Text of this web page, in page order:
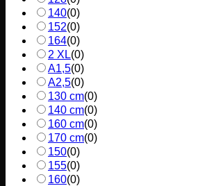
140(0)
152(0)
164(0)
2 XL(0)
A1,5(0)
A2,5(0)
130 cm(0)
140 cm(0)
160 cm(0)
170 cm(0)
150(0)
155(0)
160(0)